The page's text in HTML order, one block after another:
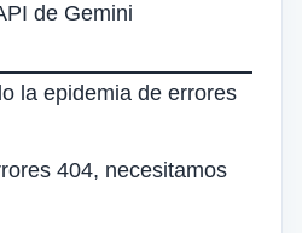
de Gemini
la epidemia de errores
404, necesitamos